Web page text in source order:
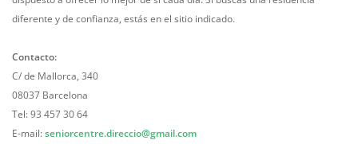
diferente y de confianza, estás en el sitio indicado.
Contacto:
C/ de Mallorca, 340
08037 Barcelona
Tel: 93 457 30 64
E-mail:seniorcentre.direccio@gmail.com